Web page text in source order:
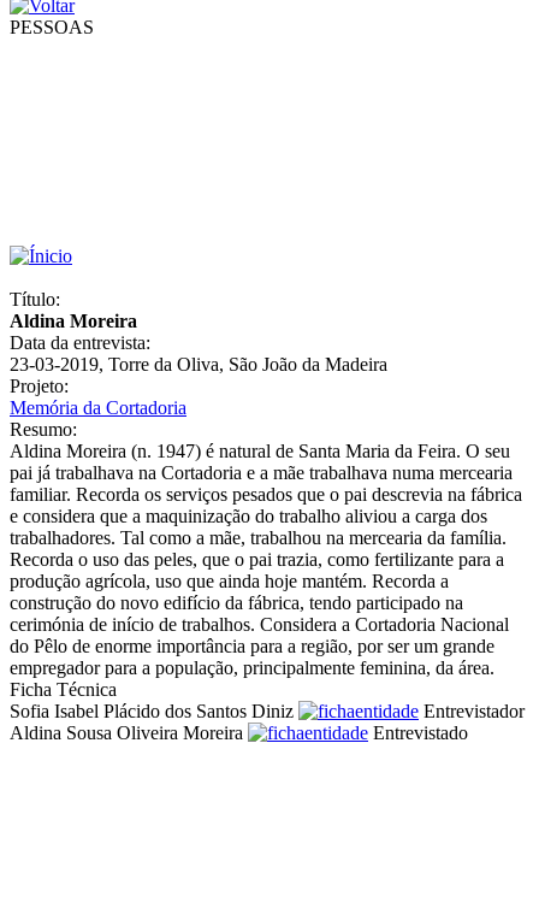
PESSOAS
Título:
Aldina Moreira
Data da entrevista:
23-03-2019, Torre da Oliva, São João da Madeira
Projeto:
Memória da Cortadoria
Resumo:
Aldina Moreira (n. 1947) é natural de Santa Maria da Feira. O seu
pai já trabalhava na Cortadoria e a mãe trabalhava numa mercearia
familiar. Recorda os serviços pesados que o pai descrevia na fábrica
e considera que a maquinização do trabalho aliviou a carga dos
trabalhadores. Tal como a mãe, trabalhou na mercearia da família.
Recorda o uso das peles, que o pai trazia, como fertilizante para a
produção agrícola, uso que ainda hoje mantém. Recorda a
construção do novo edifício da fábrica, tendo participado na
cerimónia de início de trabalhos. Considera a Cortadoria Nacional
do Pêlo de enorme importância para a região, por ser um grande
empregador para a população, principalmente feminina, da área.
Ficha Técnica
Sofia Isabel Plácido dos Santos Diniz
Entrevistador
Aldina Sousa Oliveira Moreira
Entrevistado